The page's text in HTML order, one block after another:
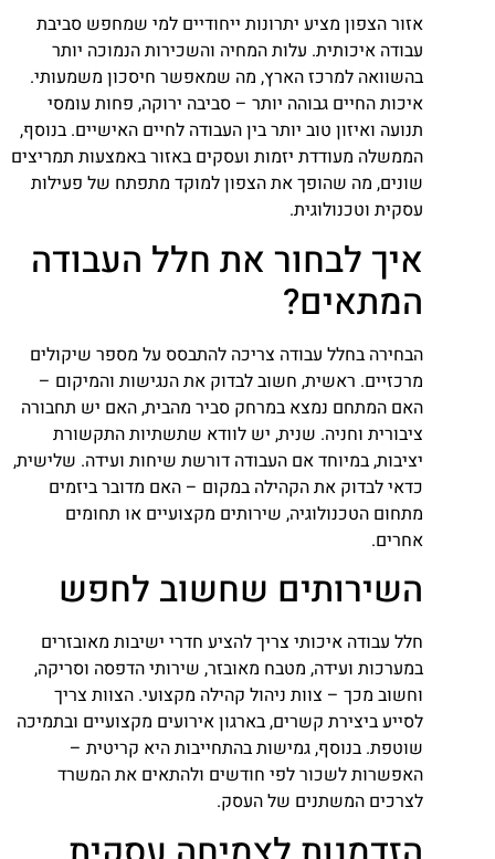
אזור הצפון מציע יתרונות ייחודיים למי שמחפש סביבת
עבודה איכותית. עלות המחיה והשכירות הנמוכה יותר
בהשוואה למרכז הארץ, מה שמאפשר חיסכון משמעותי.
איכות החיים גבוהה יותר – סביבה ירוקה, פחות עומסי
תנועה ואיזון טוב יותר בין העבודה לחיים האישיים. בנוסף,
הממשלה מעודדת יזמות ועסקים באזור באמצעות תמריצים
שונים, מה שהופך את הצפון למוקד מתפתח של פעילות
עסקית וטכנולוגית.
איך לבחור את חלל העבודה
המתאים?
הבחירה בחלל עבודה צריכה להתבסס על מספר שיקולים
מרכזיים. ראשית, חשוב לבדוק את הנגישות והמיקום –
האם המתחם נמצא במרחק סביר מהבית, האם יש תחבורה
ציבורית וחניה. שנית, יש לוודא שתשתיות התקשורת
יציבות, במיוחד אם העבודה דורשת שיחות ועידה. שלישית,
כדאי לבדוק את הקהילה במקום – האם מדובר ביזמים
מתחום הטכנולוגיה, שירותים מקצועיים או תחומים
אחרים.
השירותים שחשוב לחפש
חלל עבודה איכותי צריך להציע חדרי ישיבות מאובזרים
במערכות ועידה, מטבח מאובזר, שירותי הדפסה וסריקה,
וחשוב מכך – צוות ניהול קהילה מקצועי. הצוות צריך
לסייע ביצירת קשרים, בארגון אירועים מקצועיים ובתמיכה
שוטפת. בנוסף, גמישות בהתחייבות היא קריטית –
האפשרות לשכור לפי חודשים ולהתאים את המשרד
לצרכים המשתנים של העסק.